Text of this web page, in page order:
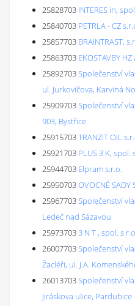
25828703 INTERES in,
25840703 PETRLA - CZ
25857703 BRAINTRAST,
25863703 EKOSTAVBY HZ
25892703Společenství
ul. Jurkovičova, Karviná
25909703Společenství
903, Bystřice
25915703TRANZIT OIL
25921703 PLUS 3 K, spol.
25944703 Elpram s.r.o.
25950703OVOCNÉ SADY
25967703Společenství
Ledeč nad Sázavou
259737033 N T , spol. s
26007703Společenství
Žacléři, ul. J.A.
26013703Společenství
Jiráskova ulice, Pardubice